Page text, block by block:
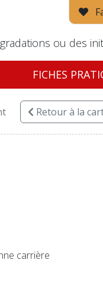
ou des
FICHES
Retourà la
carrière